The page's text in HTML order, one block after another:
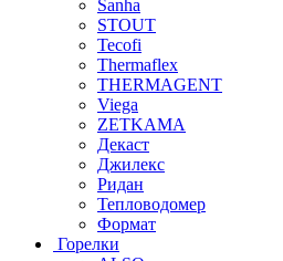
Sanha
STOUT
Tecofi
Thermaflex
THERMAGENT
Viega
ZETKAMA
Декаст
Джилекс
Ридан
Тепловодомер
Формат
Горелки